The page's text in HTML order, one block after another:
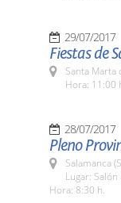
29/07/2017
Fiestas de
Santa Marta
Hora: 11:00
28/07/2017
Pleno
Salamanca
Lugar:
Hora: 8:30 h.